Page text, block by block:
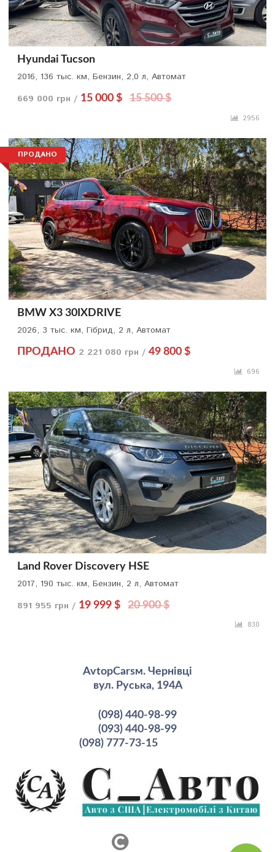
Hyundai Tucson
2016, 136 тыс. км, Бензин, 2,0 л, Автомат
669 000 грн / 15 000 $ 15 500 $
2956
ПРОДАНО
BMW X3 30IXDRIVE
2026, 3 тыс. км, Гібрид, 2 л, Автомат
ПРОДАНО 2 221 080 грн / 49 800 $
696
Land Rover Discovery HSE
2017, 190 тыс. км, Бензин, 2 л, Автомат
891 955 грн / 19 999 $ 20 900 $
830
AvtopCarsм. Чернівці
вул. Руська, 194А
(098) 440-98-99
(093) 440-98-99
(098) 777-73-15рмация